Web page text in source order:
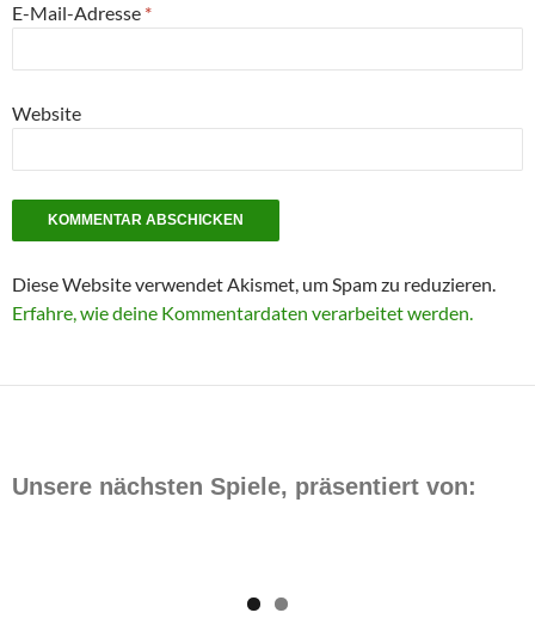
E-Mail-Adresse *
Website
Diese Website verwendet Akismet, um Spam zu reduzieren.
Erfahre, wie deine Kommentardaten verarbeitet werden.
Unsere nächsten Spiele, präsentiert von: